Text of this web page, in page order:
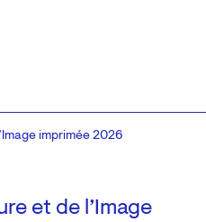
et de l’Image
imprimée 2026